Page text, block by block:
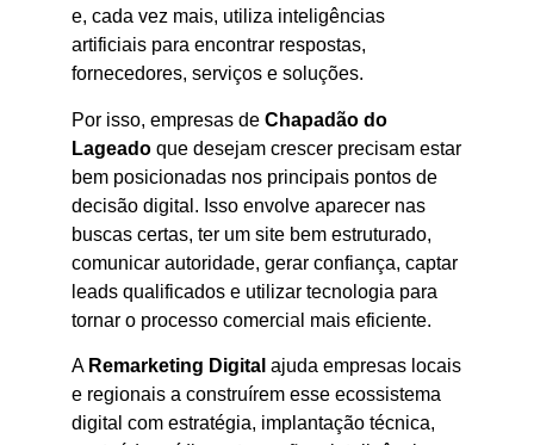
e, cada vez mais, utiliza inteligências
artificiais para encontrar respostas,
fornecedores, serviços e soluções.
Por isso, empresas de Chapadão do
Lageado que desejam crescer precisam estar
bem posicionadas nos principais pontos de
decisão digital. Isso envolve aparecer nas
buscas certas, ter um site bem estruturado,
comunicar autoridade, gerar confiança, captar
leads qualificados e utilizar tecnologia para
tornar o processo comercial mais eficiente.
A Remarketing Digital ajuda empresas locais
e regionais a construírem esse ecossistema
digital com estratégia, implantação técnica,